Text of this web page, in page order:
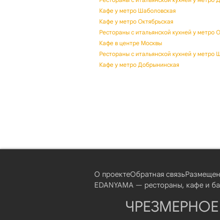
Кафе у метро Шаболовская
Кафе у метро Октябрьская
Рестораны с итальянской кухней у метро
Кафе в центре Москвы
Рестораны с итальянской кухней у метро
Кафе у метро Добрынинская
О проектеОбратная связь
EDANYAMA — рестораны, кафе и